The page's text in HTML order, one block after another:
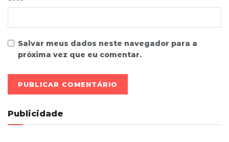
Salvar meus dados neste navegador para a
próxima vez que eu comentar.
Publicidade